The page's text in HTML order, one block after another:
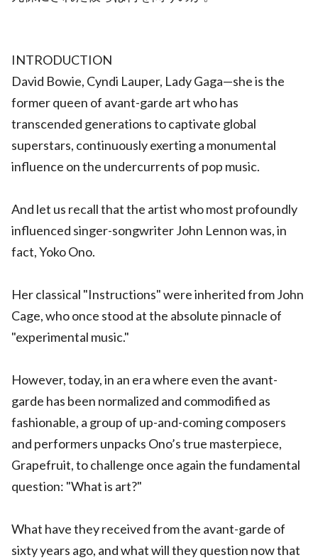
INTRODUCTION
David Bowie, Cyndi Lauper, Lady Gaga—she is the
former queen of avant-garde art who has
transcended generations to captivate global
superstars, continuously exerting a monumental
influence on the undercurrents of pop music.
And let us recall that the artist who most profoundly
influenced singer-songwriter John Lennon was, in
fact, Yoko Ono.
Her classical "Instructions" were inherited from John
Cage, who once stood at the absolute pinnacle of
"experimental music."
However, today, in an era where even the avant-
garde has been normalized and commodified as
fashionable, a group of up-and-coming composers
and performers unpacks Ono’s true masterpiece,
Grapefruit, to challenge once again the fundamental
question: "What is art?"
What have they received from the avant-garde of
sixty years ago, and what will they question now that